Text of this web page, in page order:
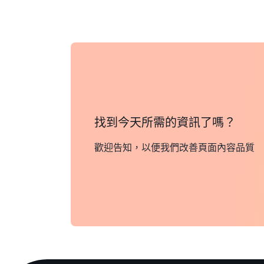
找到今天所需的資訊了嗎？
歡迎告知，以便我們改善頁面內容品質